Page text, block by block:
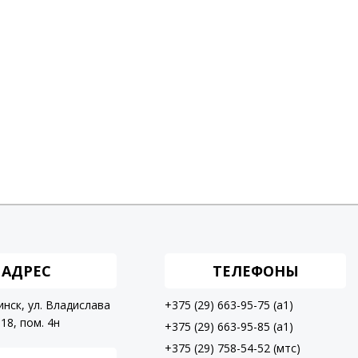
АДРЕС
ул. Владислава
пом. 4н
ТЕЛЕФОНЫ
+375 (29) 663-95-75 (a1)
+375 (29) 663-95-85 (a1)
+375 (29) 758-54-52 (мтс)